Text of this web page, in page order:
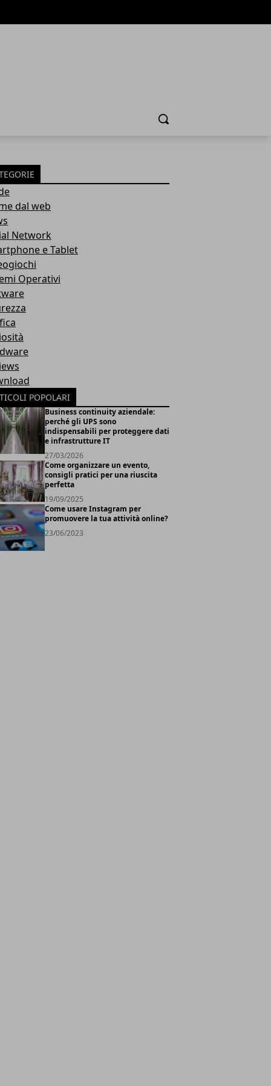
Cerca
dal web
Network
e Tablet
Operativi
POPOLARI
Business continuity aziendale:
perché gli UPS sono
indispensabili per proteggere dati
e infrastrutture IT
27/03/2026
Come organizzare un evento,
consigli pratici per una riuscita
perfetta
19/09/2025
Come usare Instagram per
promuovere la tua attività online?
23/06/2023